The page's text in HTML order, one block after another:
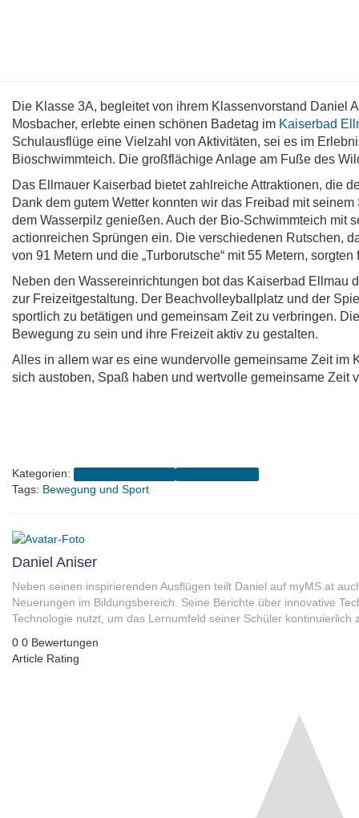
Die Klasse 3A, begleitet von ihrem Klassenvorstand Daniel
Mosbacher, erlebte einen schönen Badetag im Kaiserbad
Schulausflüge eine Vielzahl von Aktivitäten, sei es im
Bioschwimmteich. Die großflächige Anlage am Fuße des
Das Ellmauer Kaiserbad bietet zahlreiche Attraktionen, die
Dank dem gutem Wetter konnten wir das Freibad mit
dem Wasserpilz genießen. Auch der Bio-Schwimmteich mit
actionreichen Sprüngen ein. Die verschiedenen Rutschen,
von 91 Metern und die „Turborutsche“ mit 55 Metern,
Neben den Wassereinrichtungen bot das Kaiserbad Ellmau
zur Freizeitgestaltung. Der Beachvolleyballplatz und der
sportlich zu betätigen und gemeinsam Zeit zu verbringen.
Bewegung zu sein und ihre Freizeit aktiv zu gestalten.
Alles in allem war es eine wundervolle gemeinsame Zeit im
sich austoben, Spaß haben und wertvolle gemeinsame Zeit
Kategorien:
Tags: Bewegung und Sport
Daniel Aniser
Neben seinen inspirierenden Ausflügen teilt Daniel auf myMS.at
Neuerungen im Bildungsbereich. Seine Berichte über innovative
Technologie nutzt, um das Lernumfeld seiner Schüler kontinuierlich
0 0 Bewertungen
Article Rating